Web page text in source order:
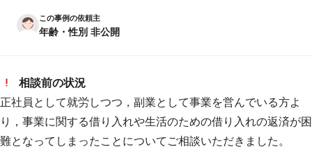
この事例の依頼主
年齢・性別 非公開
相談前の状況
正社員として就労しつつ，副業として事業を営んでいる方よ
り，事業に関する借り入れや生活のための借り入れの返済が困
難となってしまったことについてご相談いただきました。